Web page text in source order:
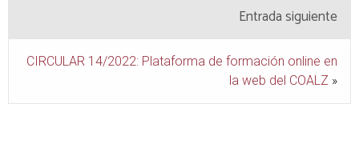
Entrada siguiente
CIRCULAR 14/2022: Plataforma de formación online en
la web del COALZ »